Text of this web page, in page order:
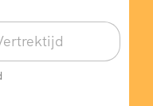
24